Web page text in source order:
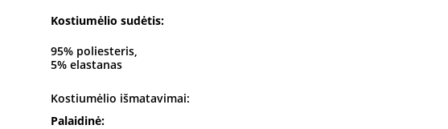
Kostiumėlio sudėtis:
95% poliesteris,
5% elastanas
Kostiumėlio išmatavimai:
Palaidinė: